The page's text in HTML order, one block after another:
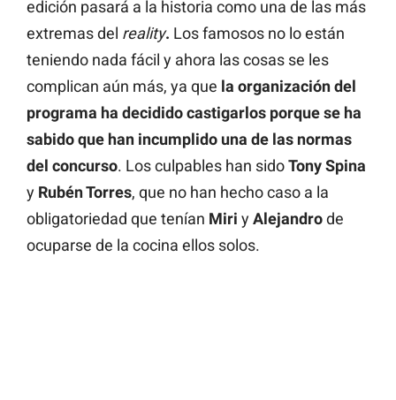
edición pasará a la historia como una de las más
extremas del reality. Los famosos no lo están
teniendo nada fácil y ahora las cosas se les
complican aún más, ya que la organización del
programa ha decidido castigarlos porque se ha
sabido que han incumplido una de las normas
del concurso. Los culpables han sidoTony Spina
y Rubén Torres, que no han hecho caso a la
obligatoriedad que tenían Miri y Alejandrode
ocuparse de la cocina ellos solos.